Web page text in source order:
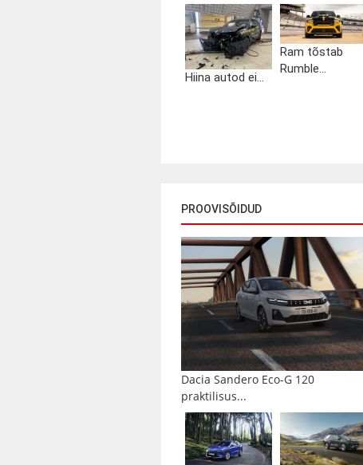
Hiina autod ei...
Ram tõstab
Rumble...
PROOVISÕIDUD
Dacia Sandero Eco-G 120
praktilisus...